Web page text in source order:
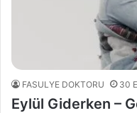
FASULYE DOKTORU 30
Eylül Giderken –